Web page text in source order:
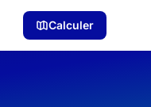
Calculer